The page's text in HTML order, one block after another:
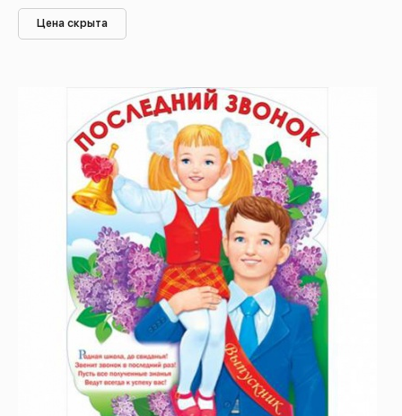
Цена скрыта